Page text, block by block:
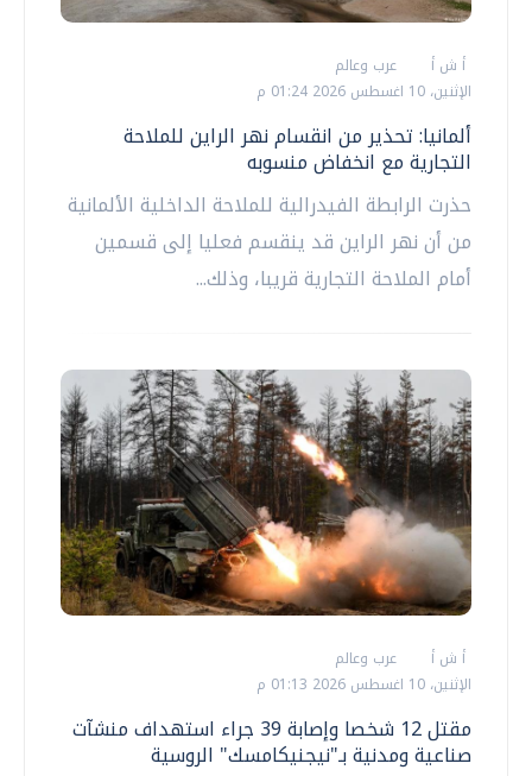
أ ش أ
عرب وعالم
الإثنين، 10 اغسطس 2026 01:24 م
ألمانيا: تحذير من انقسام نهر الراين للملاحة
التجارية مع انخفاض منسوبه
حذرت الرابطة الفيدرالية للملاحة الداخلية الألمانية
من أن نهر الراين قد ينقسم فعليا إلى قسمين
أمام الملاحة التجارية قريبا، وذلك...
أ ش أ
عرب وعالم
الإثنين، 10 اغسطس 2026 01:13 م
مقتل 12 شخصا وإصابة 39 جراء استهداف منشآت
صناعية ومدنية بـ"نيجنيكامسك" الروسية